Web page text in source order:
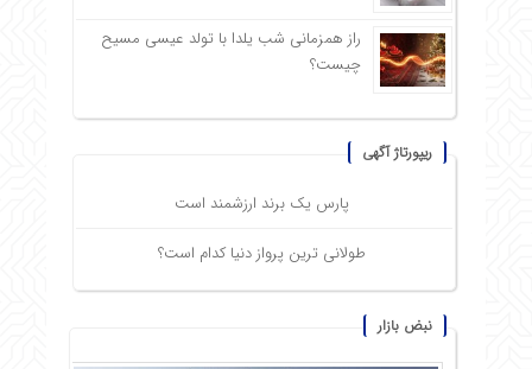
راز همزمانی شب یلدا با تولد عیسی مسیح
چیست؟
ریپورتاژ آگهی
پارس یک برند ارزشمند است
طولانی ترین پرواز دنیا کدام است؟
نبض بازار